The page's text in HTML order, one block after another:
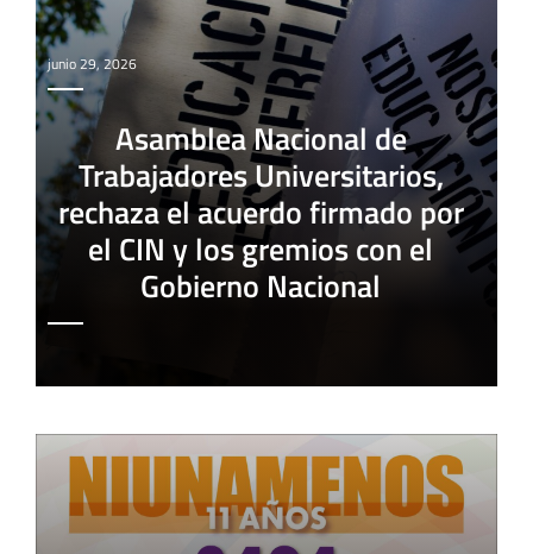
junio 29, 2026
Asamblea Nacional de
Trabajadores Universitarios,
rechaza el acuerdo firmado por
el CIN y los gremios con el
Gobierno Nacional